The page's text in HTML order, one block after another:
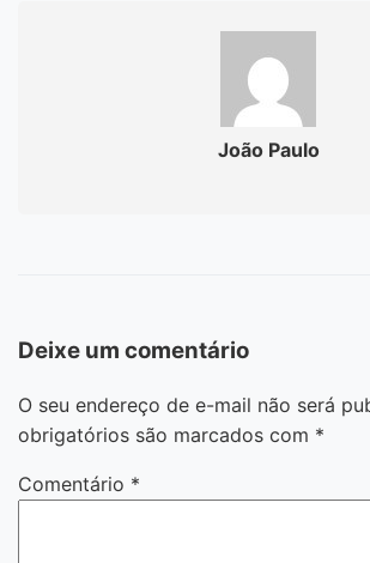
João Paulo
Deixe um comentário
O seu endereço de e-mail não será
obrigatórios são marcados com *
Comentário *